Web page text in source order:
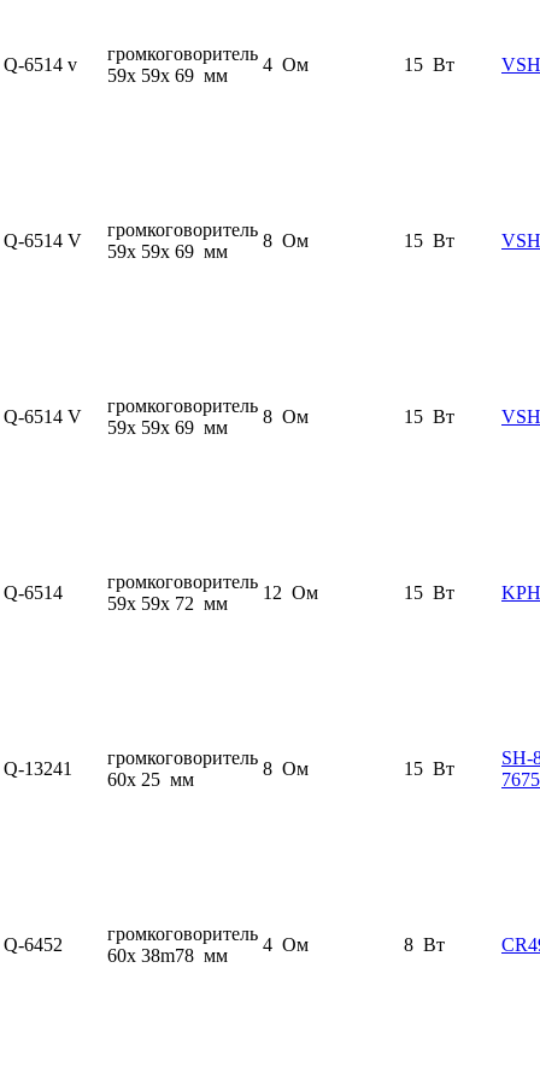
Q-6514 v
громкоговоритель
59x 59x 69 мм
4 Ом 15 Вт
Q-6514 V
громкоговоритель
59x 59x 69 мм
8 Ом 15 Вт
Q-6514 V
громкоговоритель
59x 59x 69 мм
8 Ом 15 Вт
Q-6514
громкоговоритель
59x 59x 72 мм
12 Ом 15 Вт
Q-13241
громкоговоритель
60x 25 мм
8 Ом 15 Вт
SH-
7675
Q-6452
громкоговоритель
60x 38m78 мм
4 Ом 8 Вт